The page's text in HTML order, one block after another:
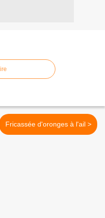
Fricassée d'oronges à l'ail >